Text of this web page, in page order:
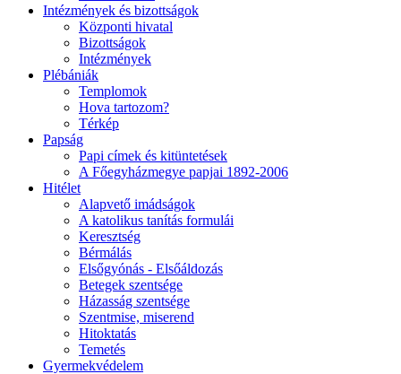
Intézmények és bizottságok
Központi hivatal
Bizottságok
Intézmények
Plébániák
Templomok
Hova tartozom?
Térkép
Papság
Papi címek és kitüntetések
A Főegyházmegye papjai 1892-2006
Hitélet
Alapvető imádságok
A katolikus tanítás formulái
Keresztség
Bérmálás
Elsőgyónás - Elsőáldozás
Betegek szentsége
Házasság szentsége
Szentmise, miserend
Hitoktatás
Temetés
Gyermekvédelem